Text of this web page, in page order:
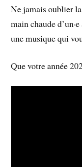
Ne jamais oublier
main chaude
une musique qui
Que votre année